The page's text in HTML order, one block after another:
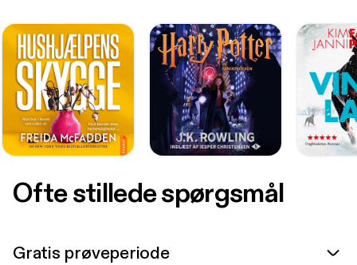
Ofte stillede spørgsmål
Gratis prøveperiode